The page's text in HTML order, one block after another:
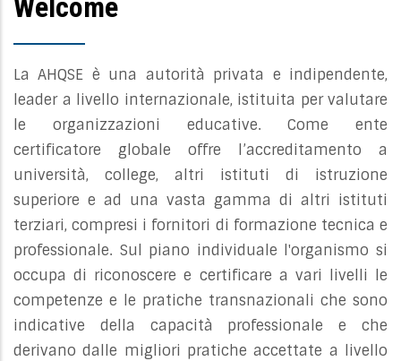
La AHQSE è una autorità privata e indipendente,
leader a livello internazionale, istituita per valutare
le organizzazioni educative. Come ente
certificatore globale offre l’accreditamento a
università, college, altri istituti di istruzione
superiore e ad una vasta gamma di altri istituti
terziari, compresi i fornitori di formazione tecnica e
professionale. Sul piano individuale l'organismo si
occupa di riconoscere e certificare a vari livelli le
competenze e le pratiche transnazionali che sono
indicative della capacità professionale e che
derivano dalle migliori pratiche accettate a livello